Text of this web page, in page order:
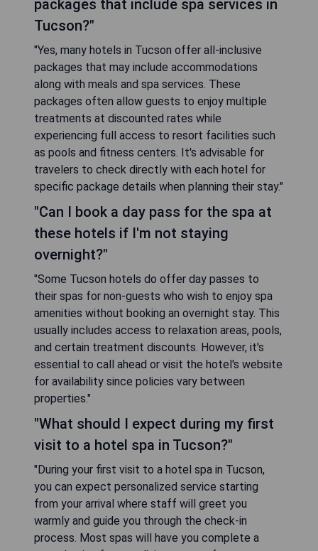
packages that include spa services in
Tucson?"
"Yes, many hotels in Tucson offer all-inclusive
packages that may include accommodations
along with meals and spa services. These
packages often allow guests to enjoy multiple
treatments at discounted rates while
experiencing full access to resort facilities such
as pools and fitness centers. It's advisable for
travelers to check directly with each hotel for
specific package details when planning their stay."
"Can I book a day pass for the spa at
these hotels if I'm not staying
overnight?"
"Some Tucson hotels do offer day passes to
their spas for non-guests who wish to enjoy spa
amenities without booking an overnight stay. This
usually includes access to relaxation areas, pools,
and certain treatment discounts. However, it's
essential to call ahead or visit the hotel's website
for availability since policies vary between
properties."
"What should I expect during my first
visit to a hotel spa in Tucson?"
"During your first visit to a hotel spa in Tucson,
you can expect personalized service starting
from your arrival where staff will greet you
warmly and guide you through the check-in
process. Most spas will have you complete a